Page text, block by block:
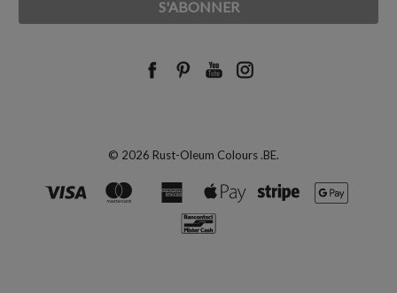
© 2026 Rust-Oleum Colours .BE.